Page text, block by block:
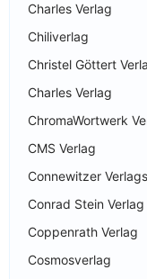
Charles Verlag
Chiliverlag
Christel Göttert
Charles Verlag
ChromaWortwerk
CMS Verlag
Connewitzer
Conrad Stein Verlag
Coppenrath Verlag
Cosmosverlag